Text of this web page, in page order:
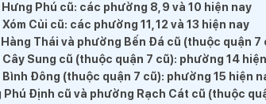
Phú cũ: các phường 8, 9 và 10 hiện nay
Củi cũ: các phường 11, 12 và 13 hiện nay
Thái và phường Bến Đá cũ (thuộc quận 7
Sung cũ (thuộc quận 7 cũ): phường 14
Đông (thuộc quận 7 cũ): phường 15 hiện
Phú Định cũ và phường Rạch Cát cũ (thuộc